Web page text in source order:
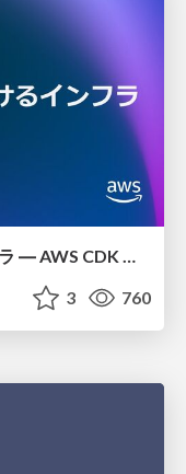
ソフトウェア設計に溶けるインフラ ― AWS CDK のインフラ認識論
3 760